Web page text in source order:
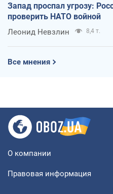
Запад проспал угрозу:
проверить НАТО войной
Леонид Невзлин 8,4 т.
Все мнения
О компании
Правовая информация